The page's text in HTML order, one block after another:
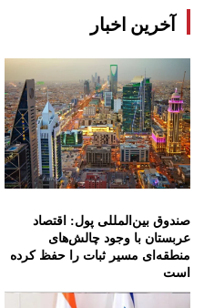
آخرین اخبار
صندوق بین‌المللی پول: اقتصاد
عربستان با وجود چالش‌های
منطقه‌ای مسیر ثبات را حفظ کرده
است